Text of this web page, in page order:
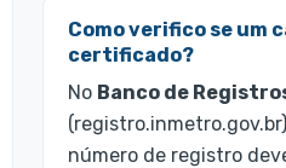
Como verifico se um
certificado?
No Banco de
número de registro